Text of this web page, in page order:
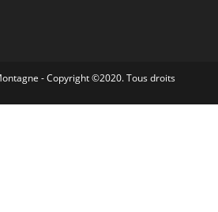
- Copyright ©2020. Tous droits